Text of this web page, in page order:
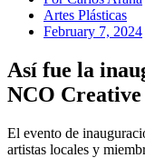
Artes Plásticas
February 7, 2024
Así fue la
NCO Creative
El evento de
artistas locales y